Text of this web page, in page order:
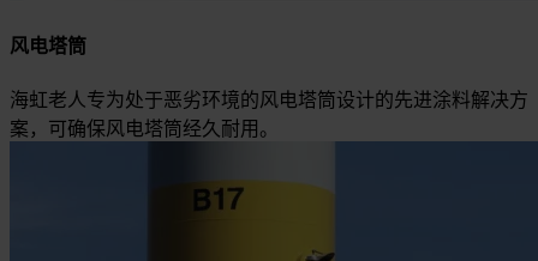
风电塔筒
海虹老人专为处于恶劣环境的风电塔筒设计的先进涂料解决方
案，可确保风电塔筒经久耐用。